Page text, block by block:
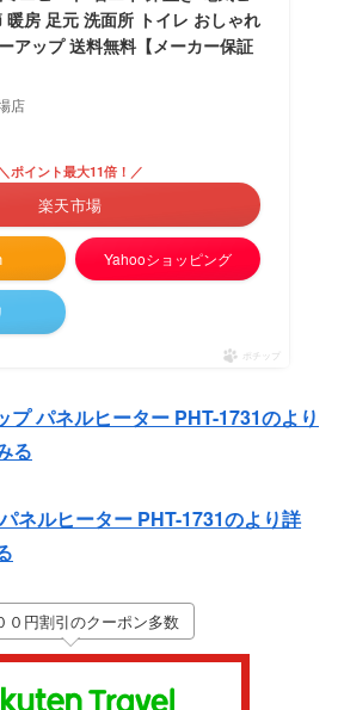
暖房 足元 洗面所 トイレ おしゃれ
アップ 送料無料【メーカー保証
店
＼ポイント最大11倍！／
楽天市場
Yahooショッピング
ポチップ
パネルヒーター PHT-1731のより
る
ネルヒーター PHT-1731のより詳
０円割引のクーポン多数